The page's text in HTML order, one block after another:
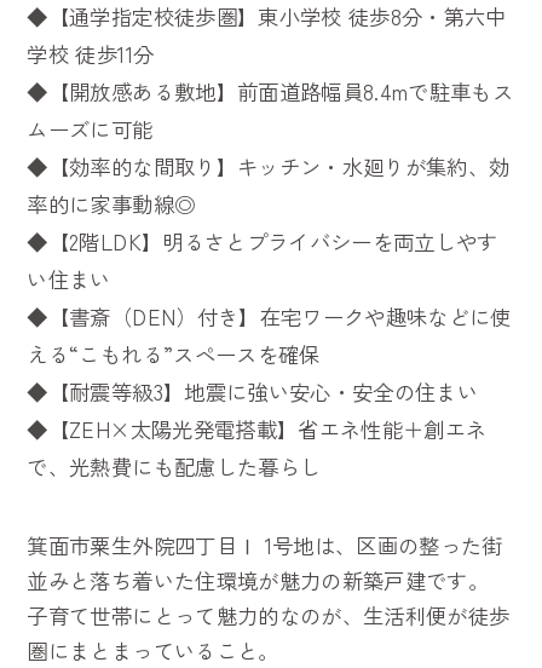
◆【通学指定校徒歩圏】東小学校 徒歩8分・第六中
学校 徒歩11分
◆【開放感ある敷地】前面道路幅員8.4mで駐車もス
ムーズに可能
◆【効率的な間取り】キッチン・水廻りが集約、効
率的に家事動線◎
◆【2階LDK】明るさとプライバシーを両立しやす
い住まい
◆【書斎（DEN）付き】在宅ワークや趣味などに使
える“こもれる”スペースを確保
◆【耐震等級3】地震に強い安心・安全の住まい
◆【ZEH×太陽光発電搭載】省エネ性能＋創エネ
で、光熱費にも配慮した暮らし
箕面市粟生外院四丁目Ⅰ 1号地は、区画の整った街
並みと落ち着いた住環境が魅力の新築戸建です。
子育て世帯にとって魅力的なのが、生活利便が徒歩
圏にまとまっていること。